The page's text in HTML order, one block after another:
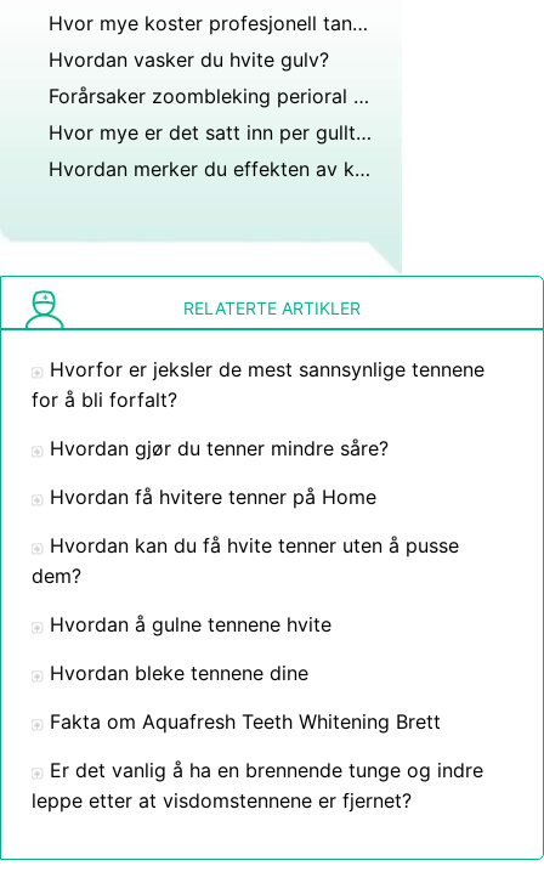
Hvor mye koster profesjonell tannbleking vanligvis?
Hvordan vasker du hvite gulv?
Forårsaker zoombleking perioral dermatitt?
Hvor mye er det satt inn per gulltenner?
Hvordan merker du effekten av kalsiummangel på tennene dine?
RELATERTE ARTIKLER
Hvorfor er jeksler de mest sannsynlige tennene
for å bli forfalt?
Hvordan gjør du tenner mindre såre?
Hvordan få hvitere tenner på Home
Hvordan kan du få hvite tenner uten å pusse
dem?
Hvordan å gulne tennene hvite
Hvordan bleke tennene dine
Fakta om Aquafresh Teeth Whitening Brett
Er det vanlig å ha en brennende tunge og indre
leppe etter at visdomstennene er fjernet?